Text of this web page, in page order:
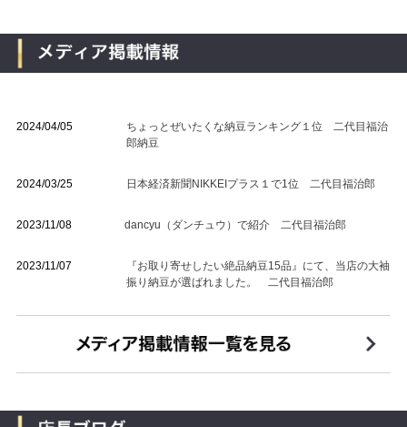
2024/04/05
ちょっとぜいたくな納豆ランキング１位 二代目福治
郎納豆
2024/03/25 日本経済新聞NIKKEIプラス１で1位 二代目福治郎
2023/11/08 dancyu（ダンチュウ）で紹介 二代目福治郎
2023/11/07
『お取り寄せしたい絶品納豆15品』にて、当店の大袖
振り納豆が選ばれました。 二代目福治郎